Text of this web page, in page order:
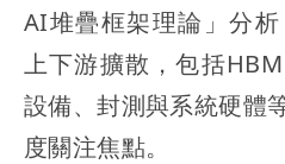
AI堆疊框架理論」分
上下游擴散，包括
設備、封測與系統硬體
度關注焦點。